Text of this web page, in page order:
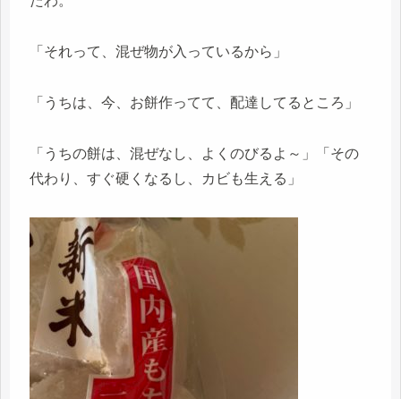
「それって、混ぜ物が入っているから」
「うちは、今、お餅作ってて、配達してるところ」
「うちの餅は、混ぜなし、よくのびるよ～」「その
代わり、すぐ硬くなるし、カビも生える」